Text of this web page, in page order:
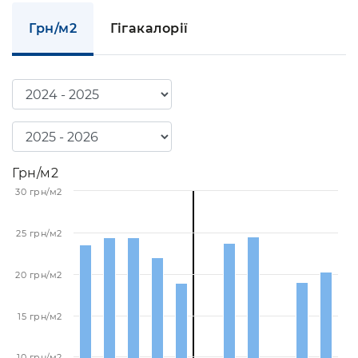
Грн/м2 Гігакалорії
Грн/м2
15 грн/м2
20 грн/м2
25 грн/м2
30 грн/м2